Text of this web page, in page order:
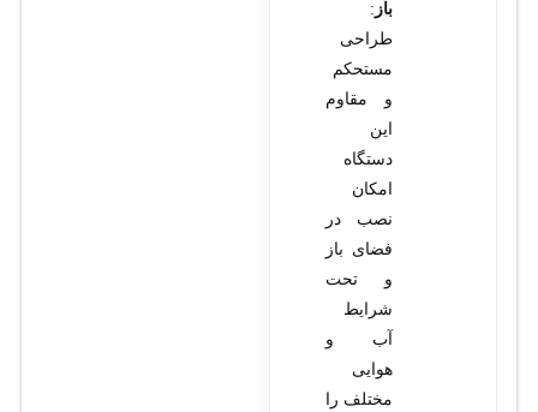
باز :
طراحی
مستحکم
و مقاوم
این
دستگاه
امکان
نصب در
فضای باز
و تحت
شرایط
آب و
هوایی
مختلف را